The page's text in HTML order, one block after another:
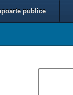
publice